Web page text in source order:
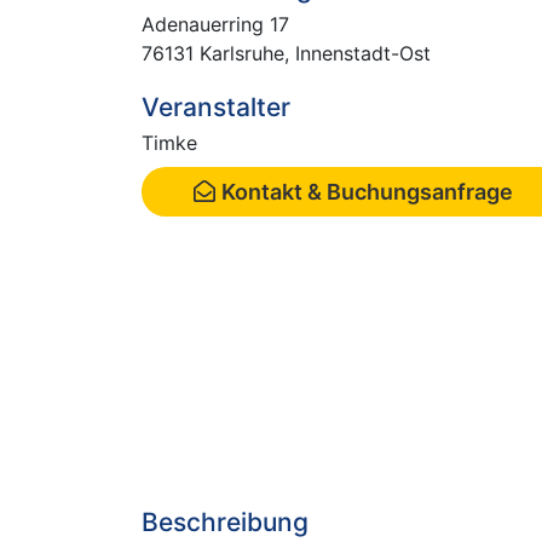
Adenauerring 17
76131 Karlsruhe, Innenstadt-Ost
Veranstalter
Timke
Kontakt & Buchungsanfrage
Beschreibung